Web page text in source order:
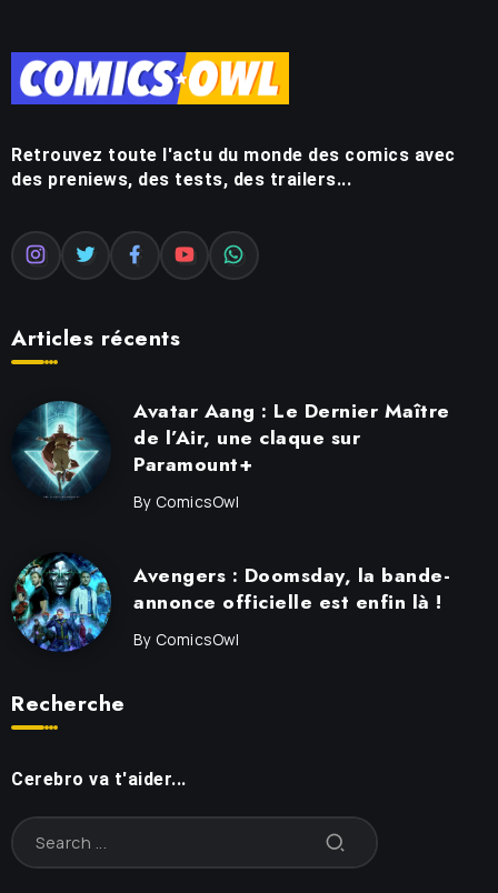
Retrouvez toute l'actu du monde des comics avec
des preniews, des tests, des trailers...
Articles récents
Avatar Aang : Le Dernier Maître
de l’Air, une claque sur
Paramount+
By ComicsOwl
Avengers : Doomsday, la bande-
annonce officielle est enfin là !
By ComicsOwl
Recherche
Cerebro va t'aider...